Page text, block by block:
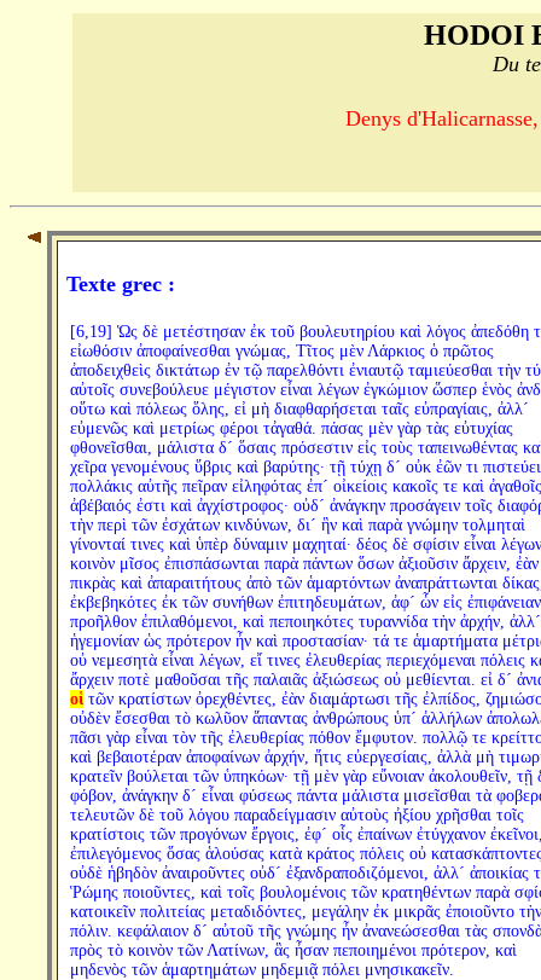
HODOI
Du
Denys
Texte grec :
[6,19] Ὡς δὲ μετέστησαν ἐκ τοῦ βουλευτηρίου καὶ λόγος ἀπεδόθη
εἰωθόσιν ἀποφαίνεσθαι γνώμας, Τῖτος μὲν Λάρκιος ὁ πρῶτος
ἀποδειχθεὶς δικτάτωρ ἐν τῷ παρελθόντι ἐνιαυτῷ ταμιεύεσθαι τὴν
αὐτοῖς συνεβούλευε μέγιστον εἶναι λέγων ἐγκώμιον ὥσπερ ἑνὸς
οὕτω καὶ πόλεως ὅλης, εἰ μὴ διαφθαρήσεται ταῖς εὐπραγίαις, ἀλλ´
εὐμενῶς καὶ μετρίως φέροι τἀγαθά. πάσας μὲν γὰρ τὰς εὐτυχίας
φθονεῖσθαι, μάλιστα δ´ ὅσαις πρόσεστιν εἰς τοὺς ταπεινωθέντας
χεῖρα γενομένους ὕβρις καὶ βαρύτης· τῇ τύχῃ δ´ οὐκ ἐῶν τι
πολλάκις αὐτῆς πεῖραν εἰληφότας ἐπ´ οἰκείοις κακοῖς τε καὶ
ἀβέβαιός ἐστι καὶ ἀγχίστροφος· οὐδ´ ἀνάγκην προσάγειν τοῖς
τὴν περὶ τῶν ἐσχάτων κινδύνων, δι´ ἣν καὶ παρὰ γνώμην τολμηταὶ
γίνονταί τινες καὶ ὑπὲρ δύναμιν μαχηταί· δέος δὲ σφίσιν εἶναι
κοινὸν μῖσος ἐπισπάσωνται παρὰ πάντων ὅσων ἀξιοῦσιν ἄρχειν, ἐὰν
πικρὰς καὶ ἀπαραιτήτους ἀπὸ τῶν ἁμαρτόντων ἀναπράττωνται
ἐκβεβηκότες ἐκ τῶν συνήθων ἐπιτηδευμάτων, ἀφ´ ὧν εἰς ἐπιφάνειαν
προῆλθον ἐπιλαθόμενοι, καὶ πεποιηκότες τυραννίδα τὴν ἀρχήν,
ἡγεμονίαν ὡς πρότερον ἦν καὶ προστασίαν· τά τε ἁμαρτήματα
οὐ νεμεσητὰ εἶναι λέγων, εἴ τινες ἐλευθερίας περιεχόμεναι πόλεις
ἄρχειν ποτὲ μαθοῦσαι τῆς παλαιᾶς ἀξιώσεως οὐ μεθίενται. εἰ δ´
οἱτῶν κρατίστων ὀρεχθέντες, ἐὰν διαμάρτωσι τῆς ἐλπίδος,
οὐδὲν ἔσεσθαι τὸ κωλῦον ἅπαντας ἀνθρώπους ὑπ´ ἀλλήλων
πᾶσι γὰρ εἶναι τὸν τῆς ἐλευθερίας πόθον ἔμφυτον. πολλῷ τε
καὶ βεβαιοτέραν ἀποφαίνων ἀρχήν, ἥτις εὐεργεσίαις, ἀλλὰ μὴ
κρατεῖν βούλεται τῶν ὑπηκόων· τῇ μὲν γὰρ εὔνοιαν ἀκολουθεῖν, τῇ
φόβον, ἀνάγκην δ´ εἶναι φύσεως πάντα μάλιστα μισεῖσθαι τὰ
τελευτῶν δὲ τοῦ λόγου παραδείγμασιν αὐτοὺς ἠξίου χρῆσθαι τοῖς
κρατίστοις τῶν προγόνων ἔργοις, ἐφ´ οἷς ἐπαίνων ἐτύγχανον
ἐπιλεγόμενος ὅσας ἁλούσας κατὰ κράτος πόλεις οὐ
οὐδὲ ἡβηδὸν ἀναιροῦντες οὐδ´ ἐξανδραποδιζόμενοι, ἀλλ´ ἀποικίας
Ῥώμης ποιοῦντες, καὶ τοῖς βουλομένοις τῶν κρατηθέντων παρὰ
κατοικεῖν πολιτείας μεταδιδόντες, μεγάλην ἐκ μικρᾶς ἐποιοῦντο τὴν
πόλιν. κεφάλαιον δ´ αὐτοῦ τῆς γνώμης ἦν ἀνανεώσεσθαι τὰς
πρὸς τὸ κοινὸν τῶν Λατίνων, ἃς ἦσαν πεποιημένοι πρότερον, καὶ
μηδενὸς τῶν ἁμαρτημάτων μηδεμιᾷ πόλει μνησικακεῖν.